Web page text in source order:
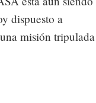
dispuesto a
misión tripulada